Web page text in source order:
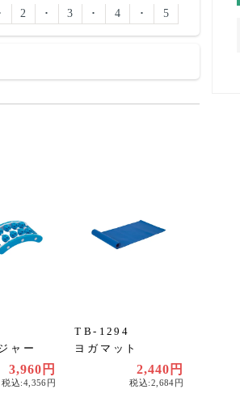
2 ･ 3 ･ 4 ･ 5
ャー
3,960円
税込:4,356円
TB-1294
ヨガマット
2,440円
税込:2,684円